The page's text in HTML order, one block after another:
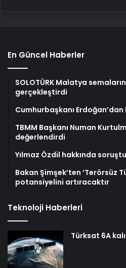
En Güncel Haberler
SOLOTÜRK Malatya
gerçekleştirdi
Cumhurbaşkanı
TBMM Başkanı Numan
değerlendirdi
Yılmaz Özdil hakkında
Bakan Şimşek’ten ‘Terörsüz
potansiyelini artıracaktır
Teknoloji Haberleri
Türksat 6A